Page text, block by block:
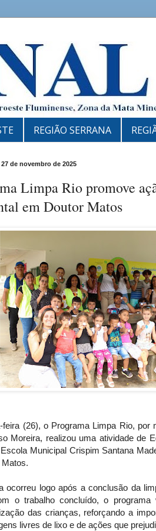
REGIÃO SERRANA
de novembro de 2025
Limpa Rio promove
em Doutor Matos
feira (26), o Programa Limpa Rio, por
Moreira, realizou uma atividade de
Municipal Crispim Santana
ocorreu logo após a conclusão da
o trabalho concluído, o
das crianças, reforçando a
livres de lixo e de ações que